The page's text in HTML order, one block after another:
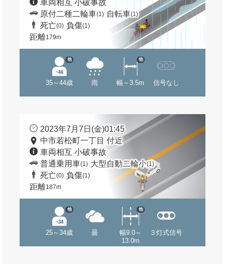
車両相互 小破事故
原付二種二輪車(1) 自転車(1)
死亡(0) 負傷(1)
距離179m
35～44歳
他
雨 幅～3.5m
他
信号なし
2023年7月7日(金)01:45
中市若松町一丁目 付近
車両相互 小破事故
普通乗用車(1) 大型自動二輪小(1)
死亡(0) 負傷(1)
距離187m
25～34歳
他
曇
幅9.0～
13.0m
他
３灯式信号